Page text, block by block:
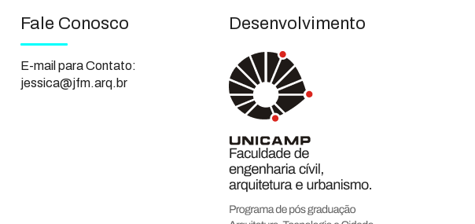
Fale Conosco
E-mail para Contato:
jessica@jfm.arq.br
Desenvolvimento